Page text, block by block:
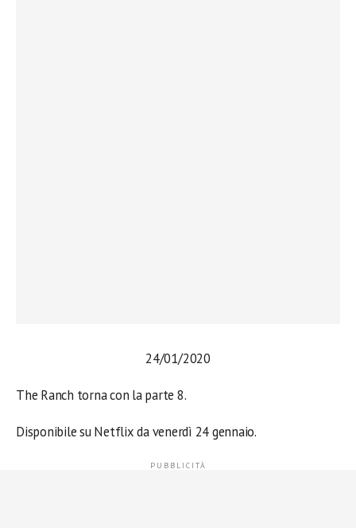
24/01/2020
The Ranch torna con la parte 8.
Disponibile su Netflix da venerdì 24 gennaio.